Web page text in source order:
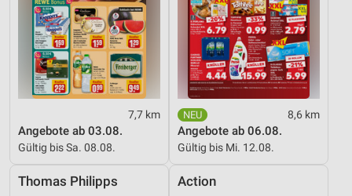
7,7 km
Angebote ab 03.08.
Gültig bis Sa. 08.08.
8,6 km
Angebote ab 06.08.
Gültig bis Mi. 12.08.
Thomas Philipps Action
Nicht-IAB-Verarbeitungszwecke:
Notwendig
Performance
Funktional
Werbung